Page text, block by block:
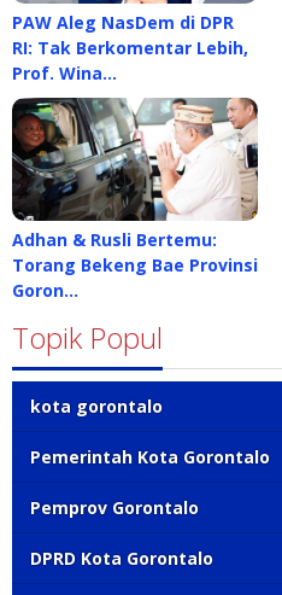
PAW Aleg NasDem di DPR
RI: Tak Berkomentar Lebih,
Prof. Wina…
Adhan & Rusli Bertemu:
Torang Bekeng Bae Provinsi
Goron…
Topik Popul
kota gorontalo
Pemerintah Kota Gorontalo
Pemprov Gorontalo
DPRD Kota Gorontalo